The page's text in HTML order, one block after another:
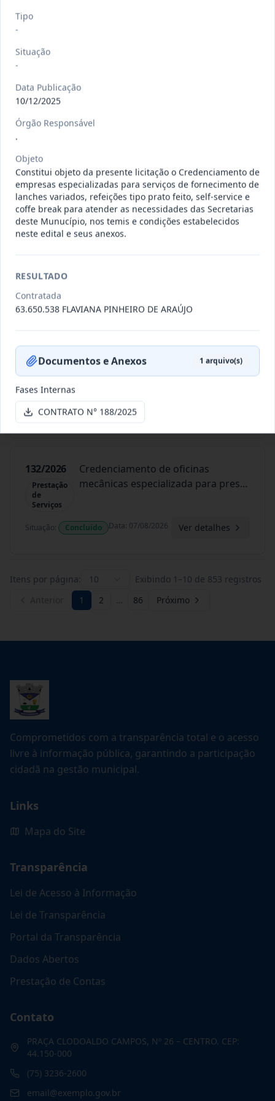
120/2026
135/2026
Serviços
Credenciamento de oficinas
Situação: Concluído Data:07/08/2026 Ver detalhes
133/2026
Serviços
Credenciamento de oficinas
Situação:
134/2026
Prestação
de
Serviços
mecânicas especializada para pres...
Situação: Concluído Data:07/08/2026
132/2026
Prestação
de
Serviços
Credenciamento de oficinas
mecânicas especializada para pres...
Situação: Concluído Data: 07/08/2026 Ver detalhes
Itens por página: 10 Exibindo 1 –10 de 853 registros
1 2 … 86 Próximo
Comprometidos com a transparência total e o acesso
livre à informação pública, garantindo a participação
cidadã na gestão municipal.
Links
Mapa do Site
Transparência
Lei de Acesso à Informação
Lei de Transparência
Portal da Transparência
Dados Abertos
Prestação de Contas
Contato
PRAÇA CLODOALDO CAMPOS, Nº 26 – CENTRO. CEP:
44.150-000
(75) 3236-2600
email@exemplo.gov.br
Tipo
-
Situação
-
Data Publicação
10/12/2025
Órgão Responsável
.
Objeto
Constitui objeto da presente licitação o Credenciamento de
empresas especializadas para serviços de fornecimento de
lanches variados, refeições tipo prato feito, self-service e
coffe break para atender as necessidades das Secretarias
deste Munucípio, nos temis e condições estabelecidos
neste edital e seus anexos.
RESULTADO
Contratada
63.650.538 FLAVIANA PINHEIRO DE ARAÚJO
Documentos e Anexos 1 arquivo(s)
Fases Internas
CONTRATO N° 188/2025